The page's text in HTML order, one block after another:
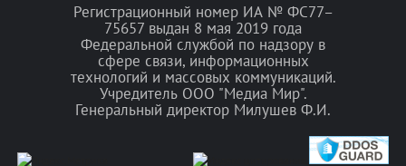
Регистрационный номер ИА № ФС77–
75657 выдан 8 мая 2019 года
Федеральной службой по надзору в
сфере связи, информационных
технологий и массовых коммуникаций.
Учредитель ООО "Медиа Мир".
Генеральный директор Милушев Ф.И.